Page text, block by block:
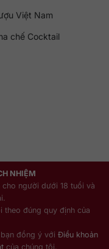
Việt Nam
chế Cocktail
NHIỆM
cho người dưới 18 tuổi và
theo đúng quy định của
, bạn đồng ý với Điều khoản
của chúng tôi.